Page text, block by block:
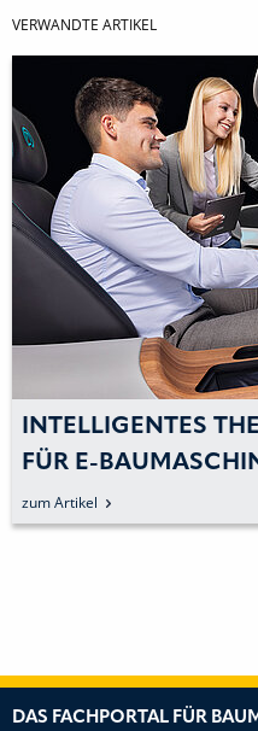
VERWANDTE ARTIKEL
INTELLIGENTES
FÜR E-
zum Artikel
DAS FACHPORTAL FÜR